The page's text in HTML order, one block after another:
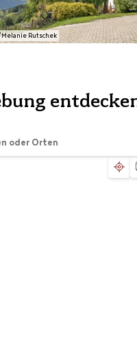
Rutschek